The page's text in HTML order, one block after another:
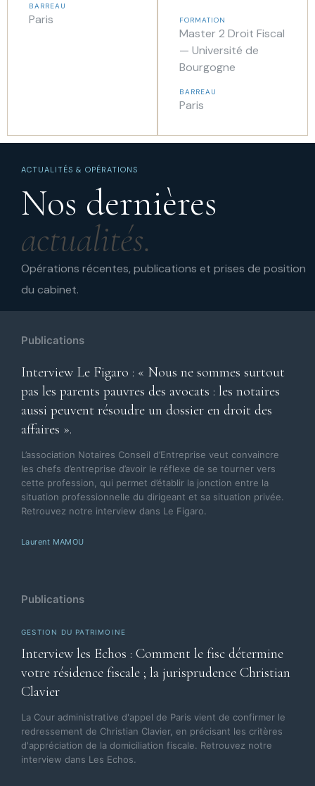
BARREAU
Paris FORMATION
Master 2 Droit Fiscal
— Université de
Bourgogne
BARREAU
Paris
ACTUALITÉS & OPÉRATIONS
Nos dernières
actualités.
Opérations récentes, publications et prises de position
du cabinet.
Publications
Interview Le Figaro : « Nous ne sommes surtout
pas les parents pauvres des avocats : les notaires
aussi peuvent résoudre un dossier en droit des
affaires ».
L’association Notaires Conseil d’Entreprise veut convaincre
les chefs d’entreprise d’avoir le réflexe de se tourner vers
cette profession, qui permet d’établir la jonction entre la
situation professionnelle du dirigeant et sa situation privée.
Retrouvez notre interview dans Le Figaro.
Laurent MAMOU
Publications
GESTION DU PATRIMOINE
Interview les Echos : Comment le fisc détermine
votre résidence fiscale ; la jurisprudence Christian
Clavier
La Cour administrative d'appel de Paris vient de confirmer le
redressement de Christian Clavier, en précisant les critères
d'appréciation de la domiciliation fiscale. Retrouvez notre
interview dans Les Echos.